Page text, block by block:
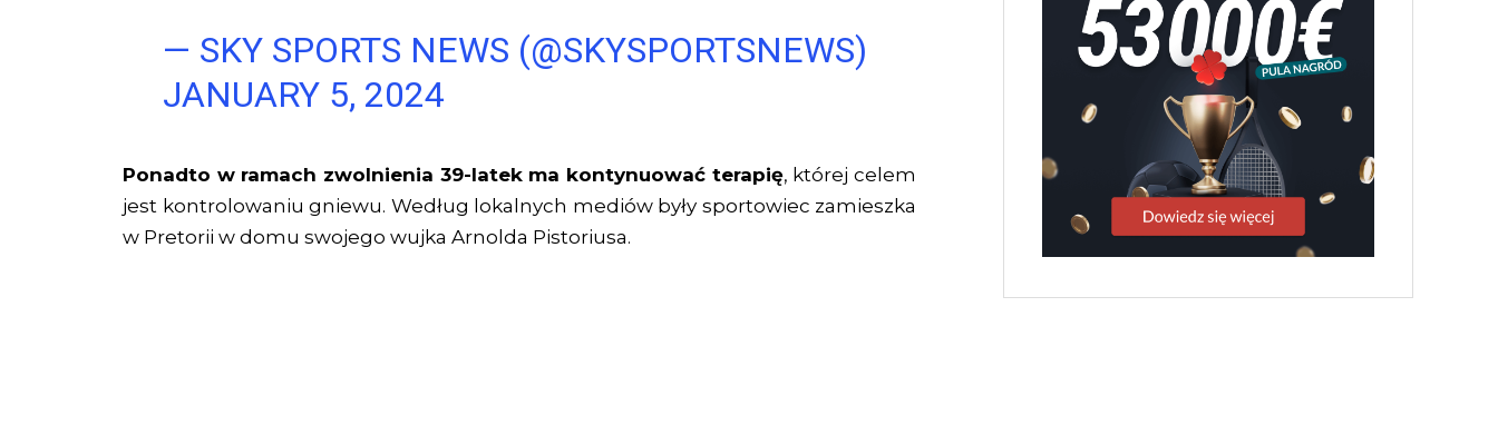
— SKY SPORTS NEWS (@SKYSPORTSNEWS)
JANUARY 5, 2024
Ponadto w ramach zwolnienia 39-latek ma kontynuować terapię, której celem
jest kontrolowaniu gniewu. Według lokalnych mediów były sportowiec zamieszka
w Pretorii w domu swojego wujka Arnolda Pistoriusa.